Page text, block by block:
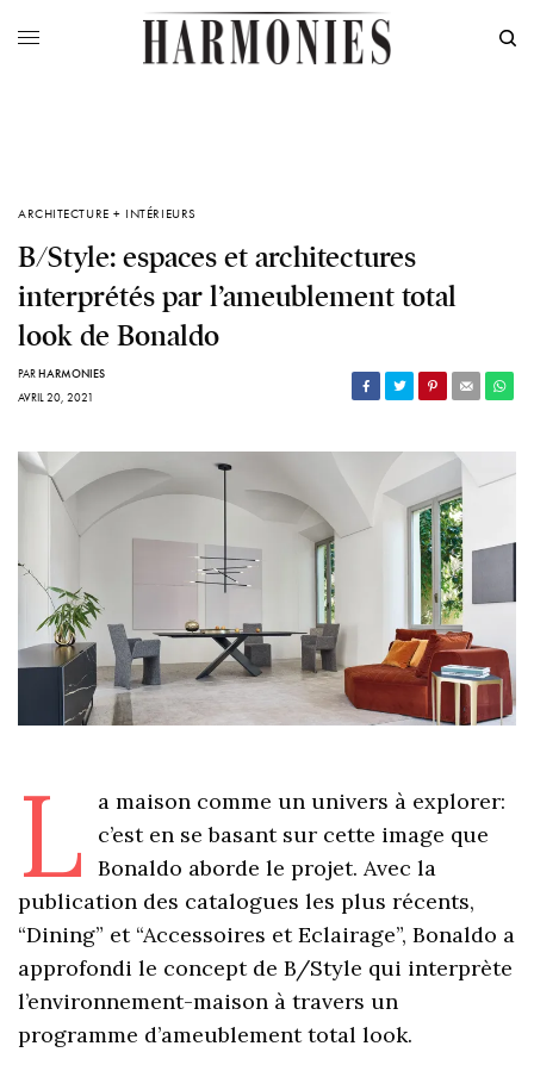
ARCHITECTURE + INTÉRIEURS
B/Style: espaces et architectures
interprétés par l’ameublement total
look de Bonaldo
PARHARMONIES
AVRIL 20, 2021
L
a maison comme un univers à explorer:
c’est en se basant sur cette image que
Bonaldo aborde le projet. Avec la
publication des catalogues les plus récents,
“Dining” et “Accessoires et Eclairage”, Bonaldo a
approfondi le concept de B/Style qui interprète
l’environnement-maison à travers un
programme d’ameublement total look.